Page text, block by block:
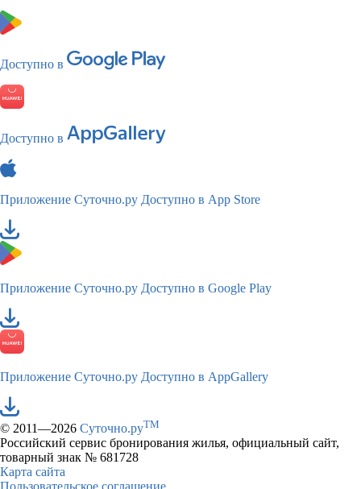
Доступно в
Доступно в
Приложение Суточно.ру Доступно в App Store
Приложение Суточно.ру Доступно в Google Play
Приложение Суточно.ру Доступно в AppGallery
© 2011—2026 Суточно.руTM
Российский сервис бронирования жилья, официальный сайт,
товарный знак № 681728
Карта сайта